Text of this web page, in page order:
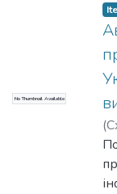
No Thumbnail Available
(